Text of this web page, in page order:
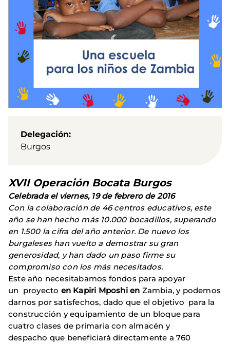
Delegación
Burgos
XVII Operación Bocata Burgos
Celebrada el viernes, 19 de febrero de 2016
Con la colaboración de 46 centros educativos, este
año se han hecho más 10.000 bocadillos, superando
en 1.500 la cifra del año anterior. De nuevo los
burgaleses han vuelto a demostrar su gran
generosidad, y han dado un paso firme su
compromiso con los más necesitados.
Este año necesitabamos fondos para apoyar
un proyecto en Kapiri Mposhi en Zambia, y podemos
darnos por satisfechos, dado que el objetivo para la
construcción y equipamiento de un bloque para
cuatro clases de primaria con almacén y
despacho que beneficiará directamente a 760